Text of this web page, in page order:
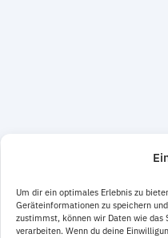
Um dir ein optimales Erlebnis zu
Geräteinformationen zu speichern
zustimmst, können wir Daten wie das
verarbeiten. Wenn du deine